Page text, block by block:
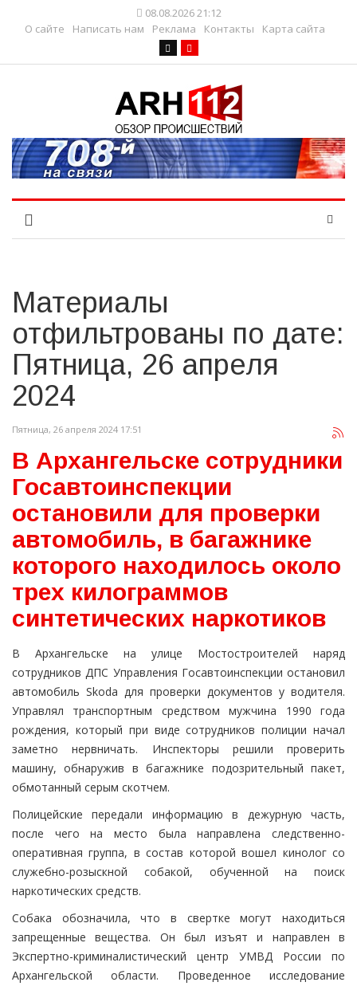
08.08.2026 21:12
О сайте
Написать нам Реклама Контакты Карта сайта
Материалы
отфильтрованы по дате:
Пятница, 26 апреля
2024
Пятница, 26 апреля 2024 17:51
В Архангельске сотрудники
Госавтоинспекции
остановили для проверки
автомобиль, в багажнике
которого находилось около
трех килограммов
синтетических наркотиков
В Архангельске на улице Мостостроителей наряд
сотрудников ДПС Управления Госавтоинспекции остановил
автомобиль Skoda для проверки документов у водителя.
Управлял транспортным средством мужчина 1990 года
рождения, который при виде сотрудников полиции начал
заметно нервничать. Инспекторы решили проверить
машину, обнаружив в багажнике подозрительный пакет,
обмотанный серым скотчем.
Полицейские передали информацию в дежурную часть,
после чего на место была направлена следственно-
оперативная группа, в состав которой вошел кинолог со
служебно-розыскной собакой, обученной на поиск
наркотических средств.
Собака обозначила, что в свертке могут находиться
запрещенные вещества. Он был изъят и направлен в
Экспертно-криминалистический центр УМВД России по
Архангельской области. Проведенное исследование